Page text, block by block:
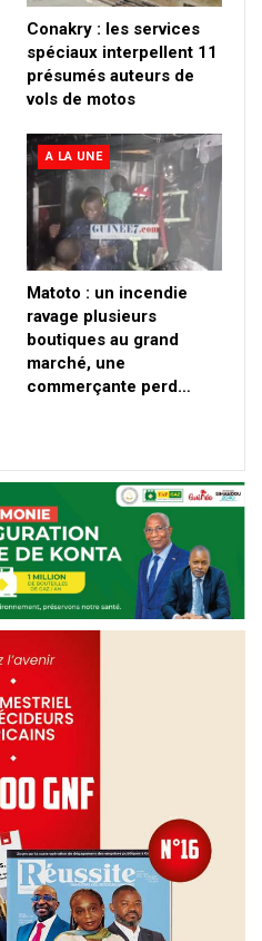
Conakry : les services
spéciaux interpellent 11
présumés auteurs de
vols de motos
A LA UNE
Matoto : un incendie
ravage plusieurs
boutiques au grand
marché, une
commerçante perd…